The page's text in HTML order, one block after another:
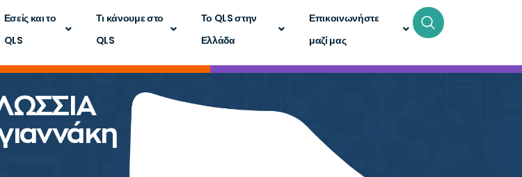
Εσείς και το
QLS
Τι κάνουμε στο
QLS
Το QLS στην
Ελλάδα
Επικοινωνήστε
μαζί μας